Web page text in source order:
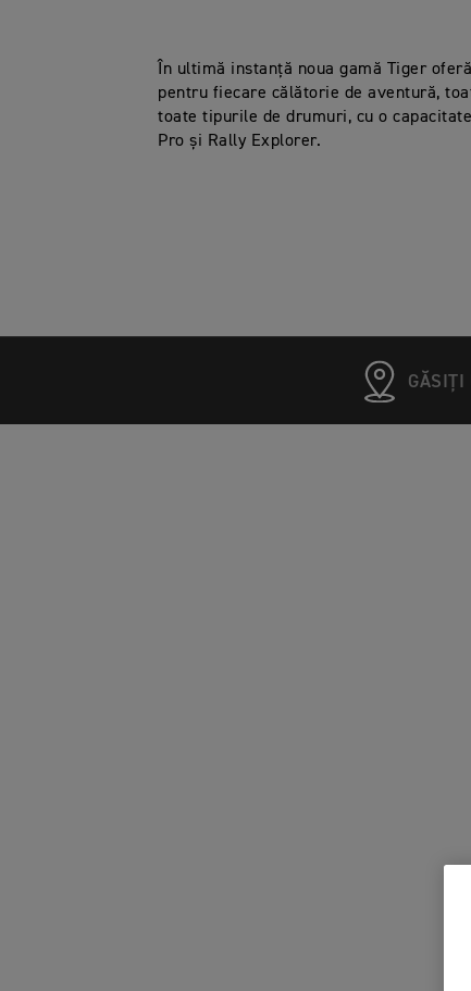
În ultimă instanță noua gamă Tiger
pentru fiecare călătorie de aventură,
toate tipurile de drumuri, cu o
Pro și Rally Explorer.
GĂSIȚI